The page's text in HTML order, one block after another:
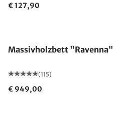
€ 127,90
Massivholzbett "Ravenna"
(115)
€ 949,00